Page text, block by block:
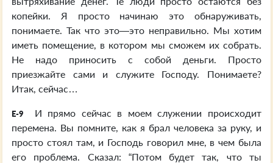
копейки. Я просто начинаю это обнаруживать,
понимаете. Так что это—это неправильно. Мы хотим
иметь помещение, в котором мы сможем их собрать.
Не надо приносить с собой деньги. Просто
приезжайте сами и служите Господу. Понимаете?
Итак, сейчас…
E-9
И прямо сейчас в моем служении происходит
перемена. Вы помните, как я брал человека за руку, и
просто стоял там, и Господь говорил мне, в чем была
его проблема. Сказал: “Потом будет так, что ты